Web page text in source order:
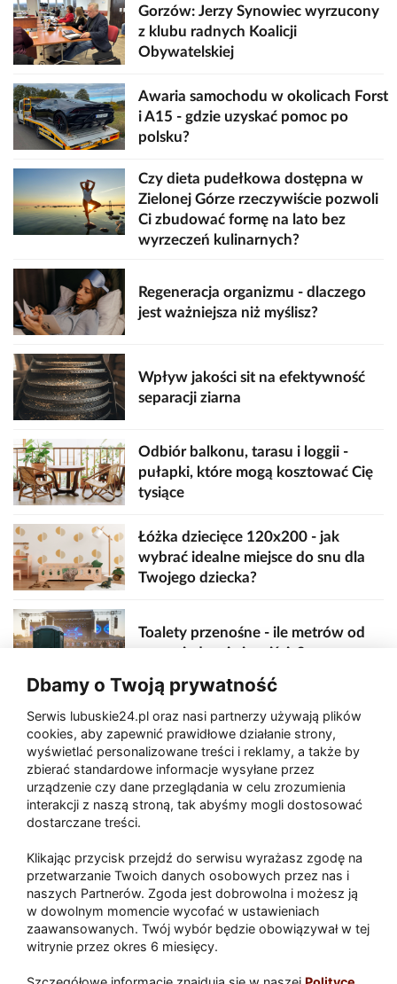
Gorzów: Jerzy Synowiec wyrzucony
z klubu radnych Koalicji
Obywatelskiej
Awaria samochodu w okolicach Forst
i A15 - gdzie uzyskać pomoc po
polsku?
Czy dieta pudełkowa dostępna w
Zielonej Górze rzeczywiście pozwoli
Ci zbudować formę na lato bez
wyrzeczeń kulinarnych?
Regeneracja organizmu - dlaczego
jest ważniejsza niż myślisz?
Wpływ jakości sit na efektywność
separacji ziarna
Odbiór balkonu, tarasu i loggii -
pułapki, które mogą kosztować Cię
tysiące
Łóżka dziecięce 120x200 - jak
wybrać idealne miejsce do snu dla
Twojego dziecka?
Toalety przenośne - ile metrów od
sceny, jedzenia i wejścia?
Zaatakował seniora na "kwadracie"
Akcja po pożarze w Gorzowie.
Ruszyła rozbiórka ściany spalonej
Paliwa
Raport Dodaj raport
Sport
Dbamy o Twoją prywatność
Serwis lubuskie24.pl oraz nasi partnerzy używają plików
cookies, aby zapewnić prawidłowe działanie strony,
wyświetlać personalizowane treści i reklamy, a także by
zbierać standardowe informacje wysyłane przez
urządzenie czy dane przeglądania w celu zrozumienia
interakcji z naszą stroną, tak abyśmy mogli dostosować
dostarczane treści.
Klikając przycisk przejdź do serwisu wyrażasz zgodę na
przetwarzanie Twoich danych osobowych przez nas i
naszych Partnerów. Zgoda jest dobrowolna i możesz ją
w dowolnym momencie wycofać w ustawieniach
zaawansowanych. Twój wybór będzie obowiązywał w tej
witrynie przez okres 6 miesięcy.